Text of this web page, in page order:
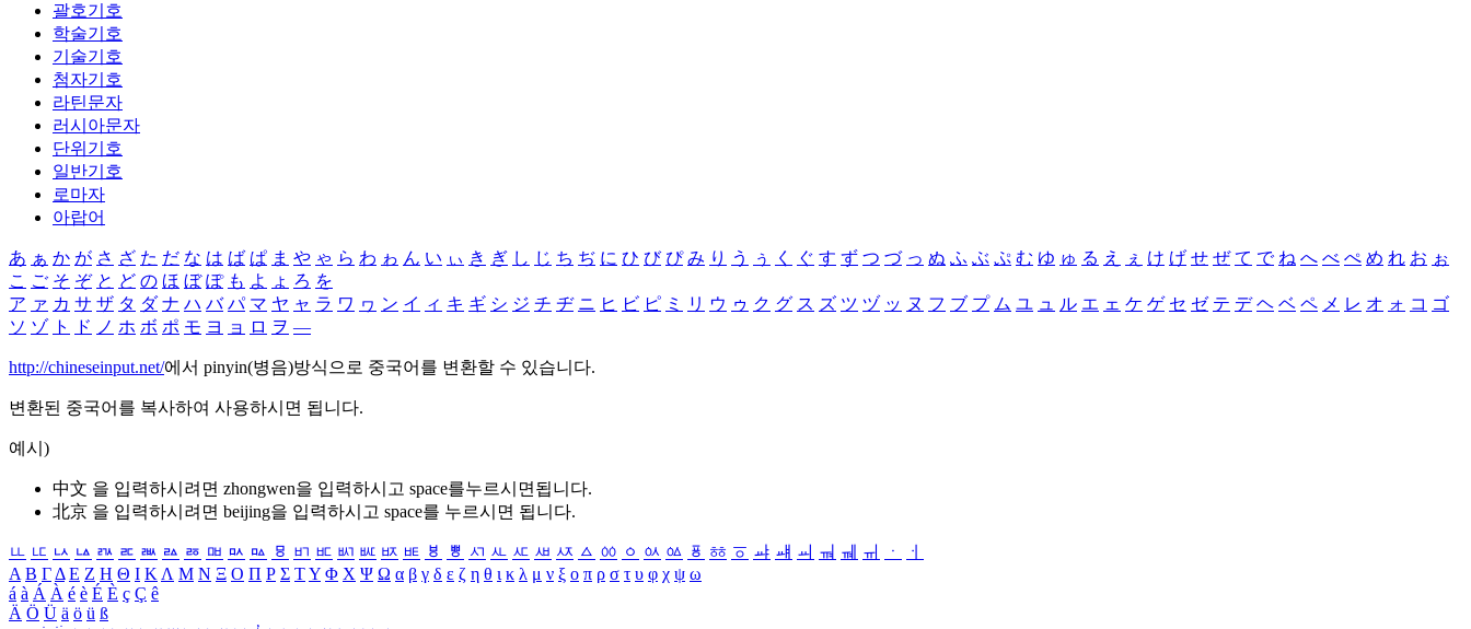
괄호기호
학술기호
기술기호
첨자기호
라틴문자
러시아문자
단위기호
일반기호
로마자
아랍어
あ ぁ か が さ ざ た だ な は ば ぱ ま や ゃ ら わ ゎ ん い ぃ き ぎ し じ ち ぢ に ひ び ぴ み り う ぅ く ぐ す ず つ づ っ ぬ ふ ぶ ぷ む ゆ ゅ る え ぇ け げ せ ぜ て で ね へ べ ぺ め れ お ぉ
こ ご そ ぞ と ど の ほ ぼ ぽ も よ ょ ろ を
ア ァ カ サ ザ タ ダ ナ ハ バ パ マ ヤ ャ ラ ワ ヮ ン イ ィ キ ギ シ ジ チ ヂ ニ ヒ ビ ピ ミ リ ウ ゥ ク グ ス ズ ツ ヅ ッ ヌ フ ブ プ ム ユ ュ ル エ ェ ケ ゲ セ ゼ テ デ ヘ ベ ペ メ レ オ ォ コ ゴ
ソ ゾ ト ド ノ ホ ボ ポ モ ヨ ョ ロ ヲ ―
http://chineseinput.net/에서 pinyin(병음)방식으로 중국어를 변환할 수 있습니다.
변환된 중국어를 복사하여 사용하시면 됩니다.
예시)
中文 을 입력하시려면 zhongwen을 입력하시고 space를누르시면됩니다.
北京 을 입력하시려면 beijing을 입력하시고 space를 누르시면 됩니다.
ㅥ ㅦ ㅧ ㅨ ㅩ ㅪ ㅫ ㅬ ㅭ ㅮ ㅯ ㅰ ㅱ ㅲ ㅳ ㅴ ㅵ ㅶ ㅷ ㅸ ㅹ ㅺ ㅻ ㅼ ㅽ ㅾ ㅿ ㆀ ㆁ ㆂ ㆃ ㆄ ㆅ ㆆ ㆇ ㆈ ㆉ ㆊ ㆋ ㆌ ㆍ
ㆎ
Α Β ΓΔ Ε Ζ Η Θ Ι ΚΛ Μ Ν Ξ Ο Π Ρ Σ ΤΥ Φ Χ Ψ Ω α β γ δ ε ζ η θ ι κ λ μ ν ξ ο π ρ σ τ υ φ χ ψ ω
á à Á À é è É È ç Ç ê
Ä Ö Ü ä ö ü ß